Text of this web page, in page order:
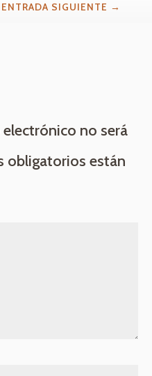
ENTRADA SIGUIENTE →
no será
obligatorios están